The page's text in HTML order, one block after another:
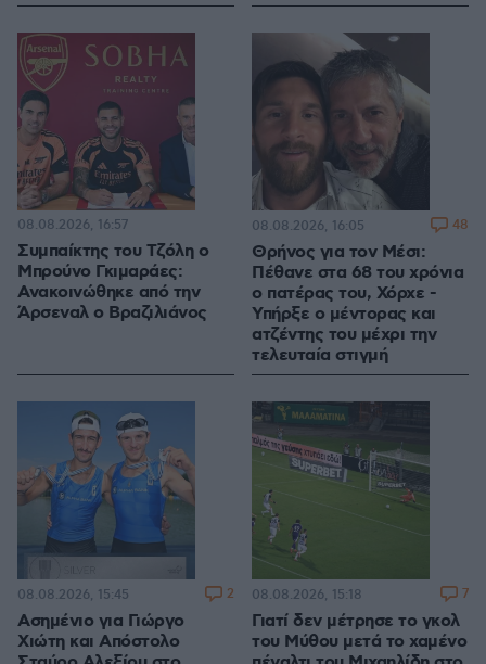
Συμπαίκτης του Τζόλη ο
Μπρούνο Γκιμαράες:
Ανακοινώθηκε από την
Άρσεναλ ο Βραζιλιάνος
08.08.2026, 16:57
Θρήνος για τον Μέσι:
Πέθανε στα 68 του χρόνια
ο πατέρας του, Χόρχε -
Υπήρξε ο μέντορας και
ατζέντης του μέχρι την
τελευταία στιγμή
08.08.2026, 16:05 48
Ασημένιο για Γιώργο
Χιώτη και Απόστολο
08.08.2026, 15:45 2
Γιατί δεν μέτρησε το γκολ
του Μύθου μετά το χαμένο
08.08.2026, 15:18 7